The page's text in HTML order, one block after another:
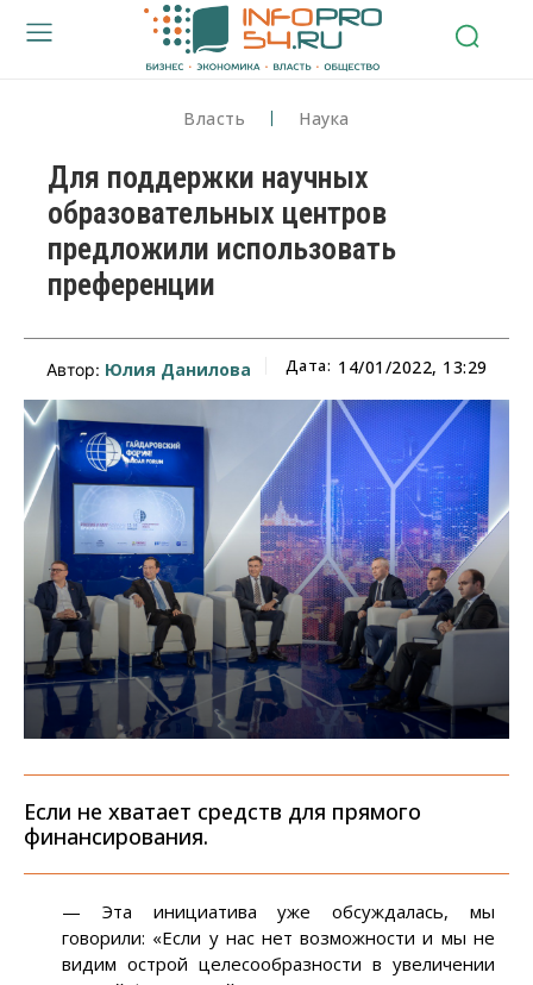
Власть Наука
Для поддержки научных
образовательных центров
предложили использовать
преференции
Автор: Юлия Данилова Дата: 14/01/2022, 13:29
Если не хватает средств для прямого
финансирования.
— Эта инициатива уже обсуждалась, мы
говорили: «Если у нас нет возможности и мы не
видим острой целесообразности в увеличении